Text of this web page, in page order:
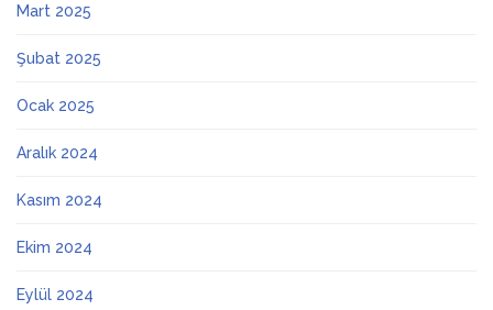
Mart 2025
Şubat 2025
Ocak 2025
Aralık 2024
Kasım 2024
Ekim 2024
Eylül 2024